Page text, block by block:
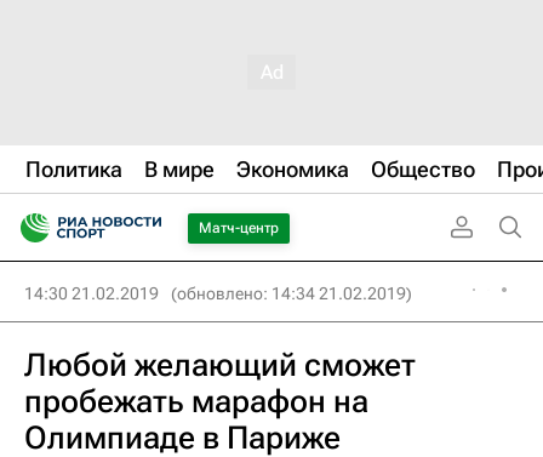
Политика В мире Экономика Общество
Матч-центр
14:30 21.02.2019 (обновлено: 14:34 21.02.2019)
Любой желающий сможет
пробежать марафон на
Олимпиаде в Париже